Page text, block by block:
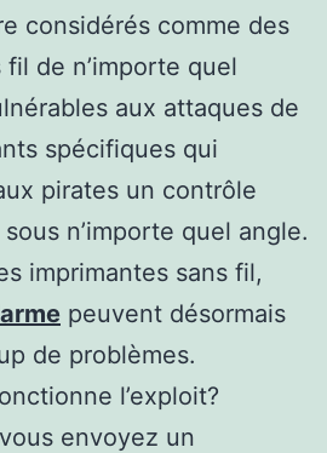
considérés comme des
de n’importe quel
aux attaques de
spécifiques qui
pirates un contrôle
n’importe quel angle.
imprimantes sans fil,
peuvent désormais
de problèmes.
l’exploit?
envoyez un